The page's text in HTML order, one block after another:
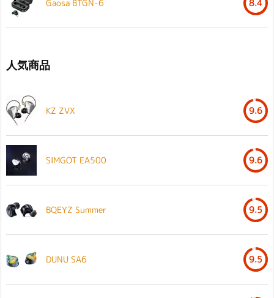
Gaosa BTGN-6 8.4
人気商品
KZ ZVX 9.6
SIMGOT EA500 9.6
BQEYZ Summer 9.5
DUNU SA6 9.5